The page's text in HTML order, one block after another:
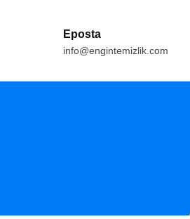
Eposta
info@engintemizlik.com